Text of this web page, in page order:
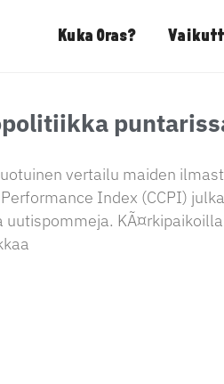
Kuka Oras?
vertailu maiden
Index (CCPI)